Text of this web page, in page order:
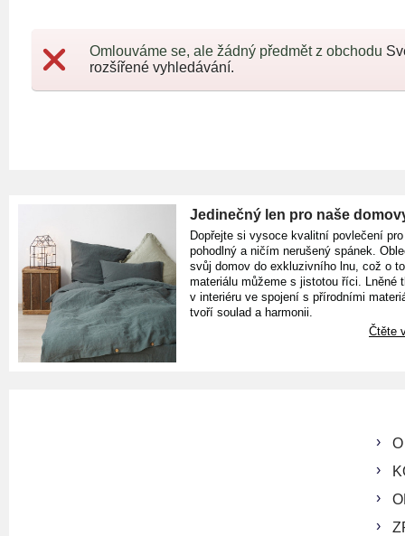
Omlouváme se, ale žádný předmět z obchodu
rozšířené vyhledávání.
Jedinečný len pro naše
Dopřejte si vysoce kvalitní povlečení pro
pohodlný a ničím nerušený spánek.
svůj domov do exkluzivního lnu, což o
materiálu můžeme s jistotou říci. Lněné
v interiéru ve spojení s přírodními
tvoří soulad a harmonii.
Čtěte